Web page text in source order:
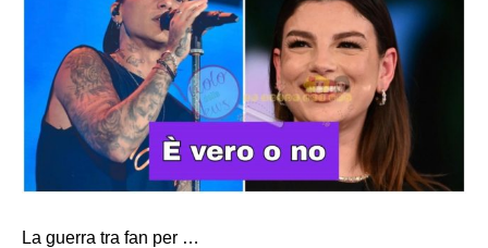
La guerra tra fan per …